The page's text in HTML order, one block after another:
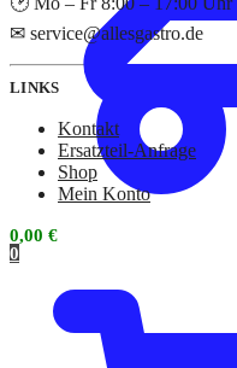
0
✉ service@allesgastro.de
LINKS
Kontakt
Ersatzteil-Anfrage
Shop
Mein Konto
0,00 €